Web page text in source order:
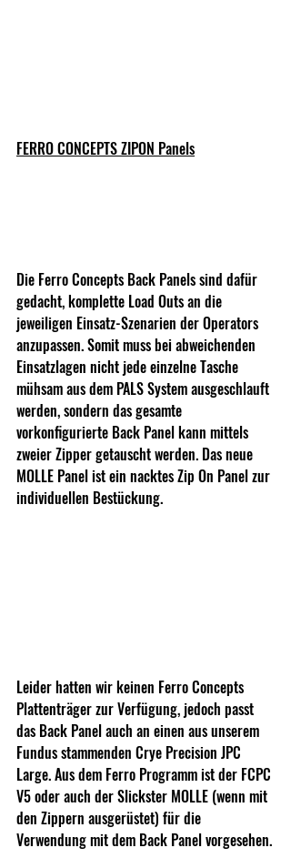
FERRO CONCEPTS ZIPON Panels
Die Ferro Concepts Back Panels sind dafür
gedacht, komplette Load Outs an die
jeweiligen Einsatz-Szenarien der Operators
anzupassen. Somit muss bei abweichenden
Einsatzlagen nicht jede einzelne Tasche
mühsam aus dem PALS System ausgeschlauft
werden, sondern das gesamte
vorkonfigurierte Back Panel kann mittels
zweier Zipper getauscht werden. Das neue
MOLLE Panel ist ein nacktes Zip On Panel zur
individuellen Bestückung.
Leider hatten wir keinen Ferro Concepts
Plattenträger zur Verfügung, jedoch passt
das Back Panel auch an einen aus unserem
Fundus stammenden Crye Precision JPC
Large. Aus dem Ferro Programm ist der FCPC
V5 oder auch der Slickster MOLLE (wenn mit
den Zippern ausgerüstet) für die
Verwendung mit dem Back Panel vorgesehen.